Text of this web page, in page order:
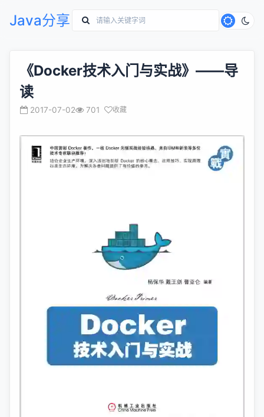
Java分享
《Docker技术入门与实战》——导
读
2017-07-02 701 收藏